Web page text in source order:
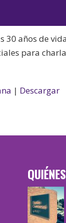
audio
30 años de
para
| Descargar